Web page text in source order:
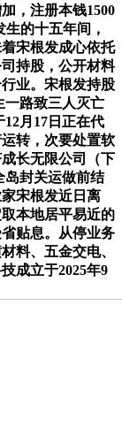
，注册本钱1500
生的十五年间，
宋根发成心依托
持股，公开材料
业。宋根发持股
一路致三人灭亡
月17日正在代
转，次要处置软
长无限公司（下
岛封关运做前结
宋根发近日离
本地居平易近的
贴息。从停业务
料、五金交电、
成立于2025年9